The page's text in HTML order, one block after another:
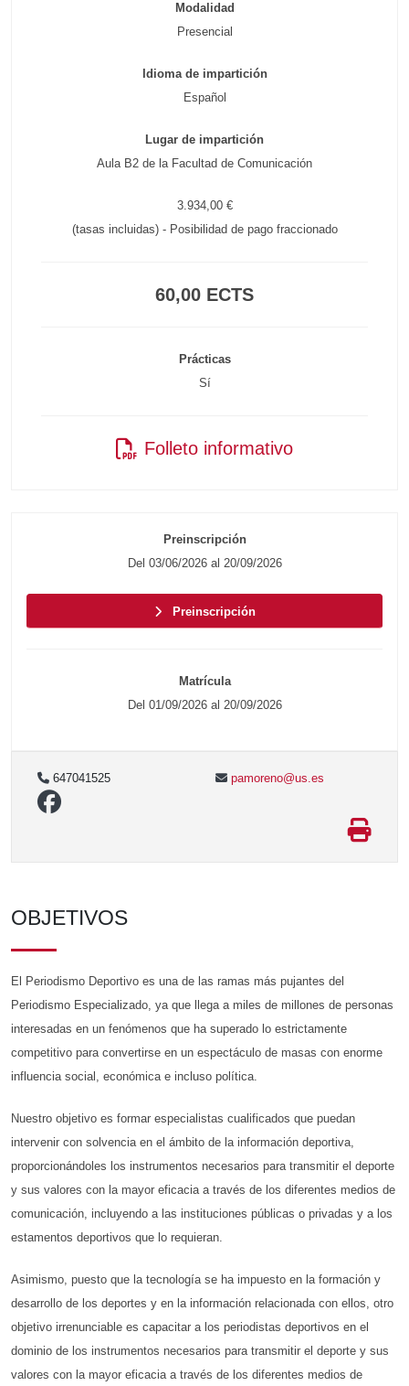
Modalidad
Presencial
Idioma de impartición
Español
Lugar de impartición
Aula B2 de la Facultad de Comunicación
3.934,00 €
(tasas incluidas) - Posibilidad de pago fraccionado
60,00 ECTS
Prácticas
Sí
Folleto informativo
Preinscripción
Del 03/06/2026 al 20/09/2026
Preinscripción
Matrícula
Del 01/09/2026 al 20/09/2026
647041525 pamoreno@us.es
OBJETIVOS
El Periodismo Deportivo es una de las ramas más pujantes del
Periodismo Especializado, ya que llega a miles de millones de personas
interesadas en un fenómenos que ha superado lo estrictamente
competitivo para convertirse en un espectáculo de masas con enorme
influencia social, económica e incluso política.
Nuestro objetivo es formar especialistas cualificados que puedan
intervenir con solvencia en el ámbito de la información deportiva,
proporcionándoles los instrumentos necesarios para transmitir el deporte
y sus valores con la mayor eficacia a través de los diferentes medios de
comunicación, incluyendo a las instituciones públicas o privadas y a los
estamentos deportivos que lo requieran.
Asimismo, puesto que la tecnología se ha impuesto en la formación y
desarrollo de los deportes y en la información relacionada con ellos, otro
objetivo irrenunciable es capacitar a los periodistas deportivos en el
dominio de los instrumentos necesarios para transmitir el deporte y sus
valores con la mayor eficacia a través de los diferentes medios de